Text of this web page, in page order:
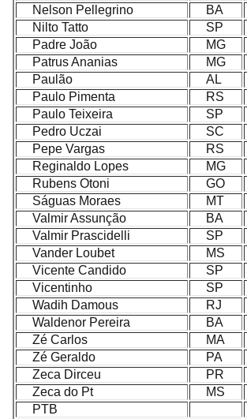
Nelson Pellegrino
BA
Nilto Tatto
SP
Padre João
MG
Patrus Ananias
MG
Paulão
AL
Paulo Pimenta
RS
Paulo Teixeira
SP
Pedro Uczai
SC
Pepe Vargas
RS
Reginaldo Lopes
MG
Rubens Otoni
GO
Ságuas Moraes
MT
Valmir Assunção
BA
Valmir Prascidelli
SP
Vander Loubet
MS
Vicente Candido
SP
Vicentinho
SP
Wadih Damous
RJ
Waldenor Pereira
BA
Zé Carlos
MA
Zé Geraldo
PA
Zeca Dirceu
PR
Zeca do Pt
MS
PTB